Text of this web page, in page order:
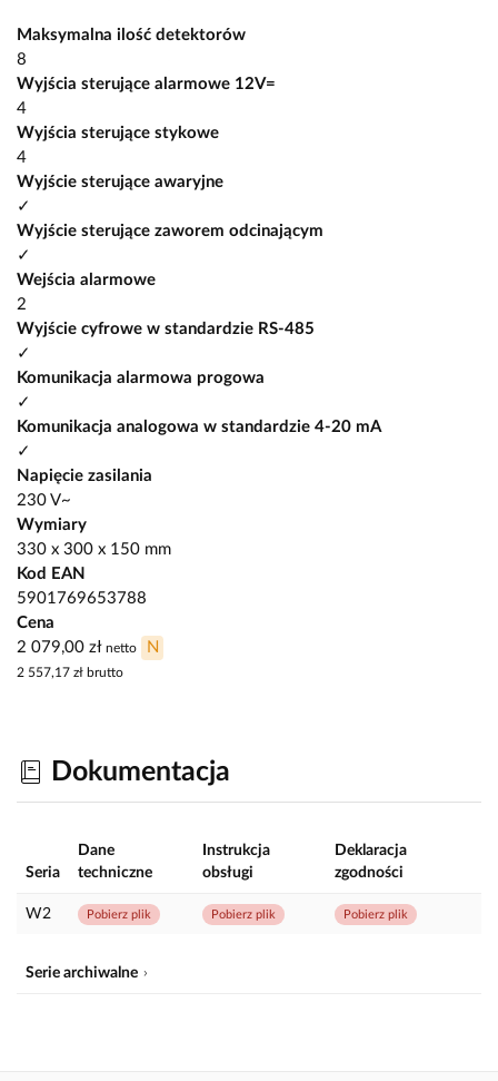
Maksymalna ilość detektorów
8
Wyjścia sterujące alarmowe 12V=
4
Wyjścia sterujące stykowe
4
Wyjście sterujące awaryjne
✓
Wyjście sterujące zaworem odcinającym
✓
Wejścia alarmowe
2
Wyjście cyfrowe w standardzie RS-485
✓
Komunikacja alarmowa progowa
✓
Komunikacja analogowa w standardzie 4-20 mA
✓
Napięcie zasilania
230 V~
Wymiary
330 x 300 x 150 mm
Kod EAN
5901769653788
Cena
2 079,00 zł netto N
2 557,17 zł brutto
Dokumentacja
Seria
Dane
techniczne
Instrukcja
obsługi
Deklaracja
zgodności
W2 Pobierz plik Pobierz plik Pobierz plik
Serie archiwalne